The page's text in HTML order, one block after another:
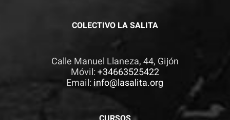
COLECTIVO LA SALITA
Calle Manuel Llaneza, 44, Gijón
Móvil:+34663525422
Email:info@lasalita.org